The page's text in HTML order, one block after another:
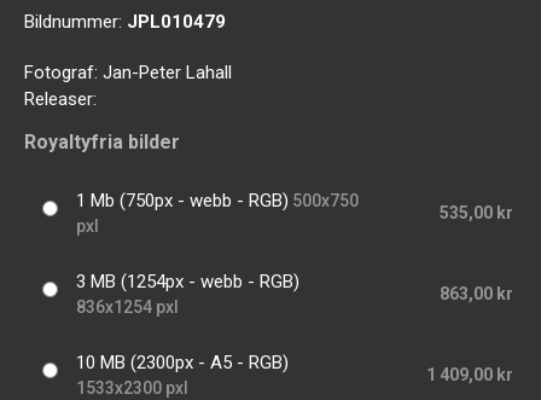
Bildnummer: JPL010479
Fotograf: Jan-Peter Lahall
Releaser:
Royaltyfria bilder
1 Mb (750px - webb - RGB) 500x750
pxl
535,00 kr
3 MB (1254px - webb - RGB)
836x1254 pxl
863,00 kr
10 MB (2300px - A5 - RGB)
1533x2300 pxl
1 409,00 kr